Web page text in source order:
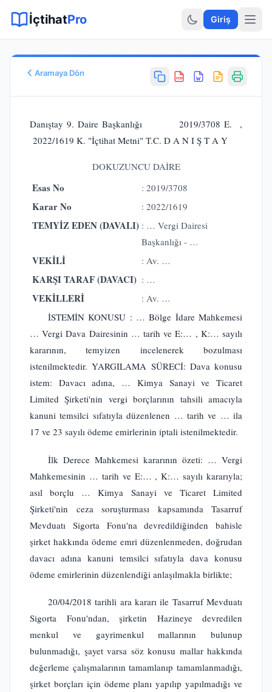
Hukuki Araçlar
İçtihatPro Giriş
Aramaya Dön
PDF
Karar No
2022/1619
Karar Sonucu
ONANMASINA
Hukuk Alanı
Danıştay 9. Daire Başkanlığı 2019/3708 E. ,
2022/1619 K. "İçtihat Metni" T.C. D A N I Ş T A Y
DOKUZUNCU DAİRE
Esas No : 2019/3708
Karar No : 2022/1619
TEMYİZ EDEN (DAVALI) : … Vergi Dairesi
Başkanlığı - …
VEKİLİ : Av. …
KARŞI TARAF (DAVACI) : …
VEKİLLERİ
: Av. …
İSTEMİN KONUSU : … Bölge İdare Mahkemesi
… Vergi Dava Dairesinin … tarih ve E:… , K:… sayılı
kararının, temyizen incelenerek bozulması
istenilmektedir. YARGILAMA SÜRECİ: Dava konusu
istem: Davacı adına, … Kimya Sanayi ve Ticaret
Limited Şirketi'nin vergi borçlarının tahsili amacıyla
kanuni temsilci sıfatıyla düzenlenen … tarih ve … ila
17 ve 23 sayılı ödeme emirlerinin iptali istenilmektedir.
İlk Derece Mahkemesi kararının özeti: … Vergi
Mahkemesinin … tarih ve E:… , K:… sayılı kararıyla;
asıl borçlu … Kimya Sanayi ve Ticaret Limited
Şirketi'nin ceza soruşturması kapsamında Tasarruf
Mevduatı Sigorta Fonu'na devredildiğinden bahisle
şirket hakkında ödeme emri düzenlenmeden, doğrudan
davacı adına kanuni temsilci sıfatıyla dava konusu
ödeme emirlerinin düzenlendiği anlaşılmakla birlikte;
20/04/2018 tarihli ara kararı ile Tasarruf Mevduatı
Sigorta Fonu'ndan, şirketin Hazineye devredilen
menkul ve gayrimenkul mallarının bulunup
bulunmadığı, şayet varsa söz konusu mallar hakkında
değerleme çalışmalarının tamamlanıp tamamlanmadığı,
şirket borçları için ödeme planı yapılıp yapılmadığı ve